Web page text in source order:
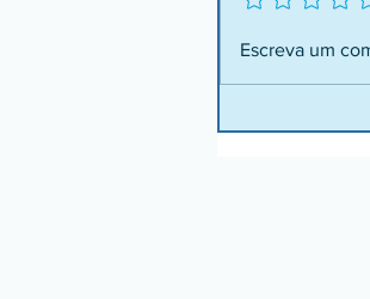
Escreva um